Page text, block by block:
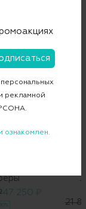
47 250 ₽
21
рекламной
ознакомлен.